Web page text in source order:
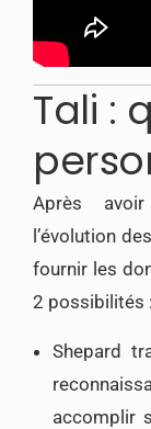
Tali : q
Après
l’évolution
fournir les
2 possibilités :
Shepard
accomplir